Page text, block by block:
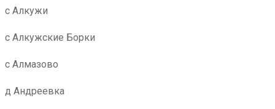
с Алкужи
с Алкужские Борки
с Алмазово
д Андреевка